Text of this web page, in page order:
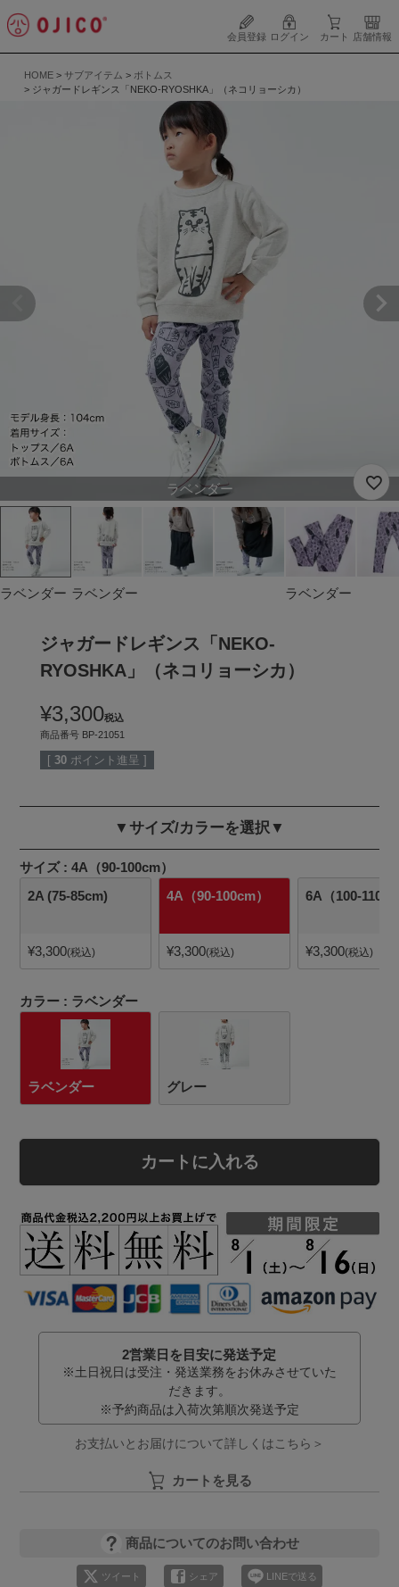
会員登録 ログイン カート 店舗情報
HOME サブアイテム
ボトムス
ジャガードレギンス「NEKO-RYOSHKA」（ネコリョーシカ）
ラベンダー
ラベンダー ラベンダー ラベンダー
ジャガードレギンス「NEKO-
RYOSHKA」（ネコリョーシカ）
¥3,300税込
商品番号 BP-21051
[ 30 ポイント進呈 ]
▼サイズ/カラーを選択▼
サイズ
4A（90-100cm）
2A (75-85cm)
¥3,300 税込
4A（90-100cm）
¥3,300 税込
6A（100-
¥3,300 税込
カラー ラベンダー
ラベンダー グレー
カートに入れる
2営業日を目安に発送予定
※土日祝日は受注・発送業務をお休みさせていた
だきます。
※予約商品は入荷次第順次発送予定
お支払いとお届けについて詳しくはこちら＞
カートを見る
商品についてのお問い合わせ
ツイート シェア LINEで送る